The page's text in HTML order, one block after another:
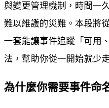
與變更管理機制，時間一
難以維護的災難。本段將
一套能讓事件追蹤「可用
法，幫助你從一開始就少
為什麼你需要事件命